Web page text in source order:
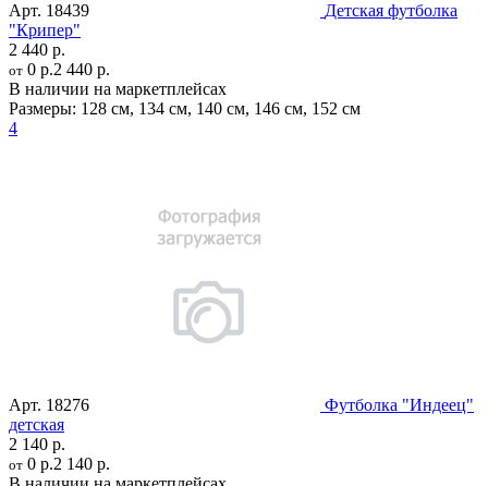
Арт. 18439
Детская футболка
"Крипер"
2 440 р.
от 0 р.2 440 р.
В наличии на маркетплейсах
Размеры: 128 см, 134 см, 140 см, 146 см, 152 см
4
Арт. 18276
Футболка "Индеец"
детская
2 140 р.
от 0 р.2 140 р.